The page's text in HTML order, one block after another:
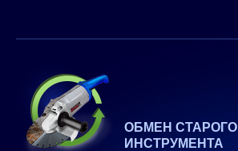
ОБМЕН СТАРОГО
ИНСТРУМЕНТА